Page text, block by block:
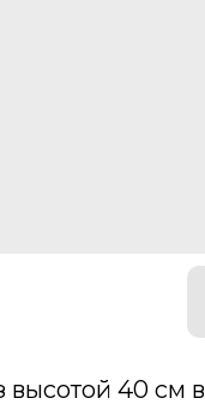
высотой 40 см